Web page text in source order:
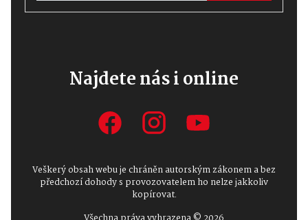
Najdete nás i online
Veškerý obsah webu je chráněn autorským zákonem a bez
předchozí dohody s provozovatelem ho nelze jakkoliv
kopírovat.